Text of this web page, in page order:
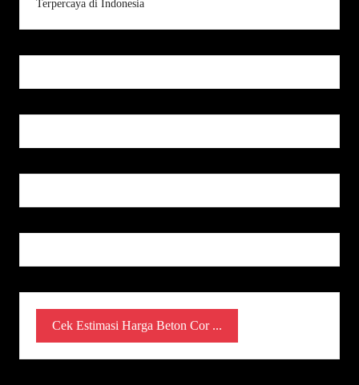
Cek Estimasi Harga Beton Cor ...